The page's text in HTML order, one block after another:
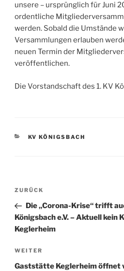
unsere – ursprünglich für Juni
ordentliche
werden. Sobald die Umstände
Versammlungen erlauben
neuen Termin der
veröffentlichen.
Die Vorstandschaft des 1. KV
KATEGORIEN
KV KÖNIGSBACH
Beitragsnavigation
Vorheriger
Beitrag
ZURÜCK
Die „Corona-Krise“ trifft
Königsbach e.V. – Aktuell kein
Keglerheim
Nächster
Beitrag
WEITER
Gaststätte Keglerheim öffnet